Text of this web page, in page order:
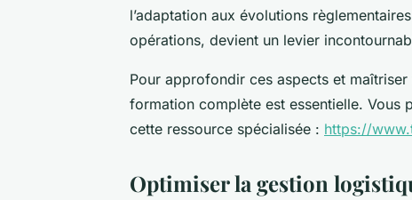
l’adaptation aux évolutions
opérations, devient un levier
Pour approfondir ces aspects et
formation complète est essentielle. Vous
cette ressource spécialisée : https://
Optimiser la gestion